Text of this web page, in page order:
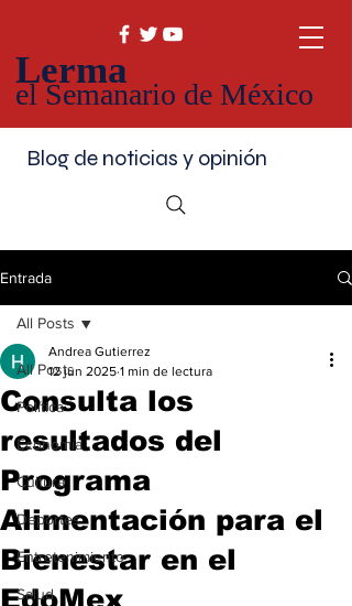
Lerma
el Semanario de México
Blog de noticias y opinión
Entrada
All Posts
Política
Economía
Cultura
Deportes
Entretenimiento
Salud
All Posts
Consulta los
resultados del
Programa
Alimentación para el
Bienestar en el
EdoMex
Andrea Gutierrez
12 jun 2025 1 min de lectura